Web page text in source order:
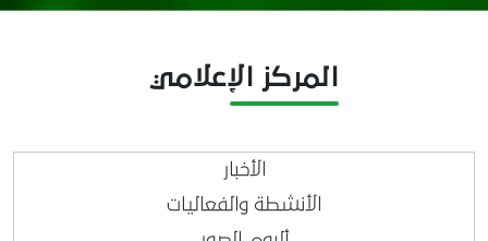
المركز الإعلامي
الأخبار
الأنشطة والفعاليات